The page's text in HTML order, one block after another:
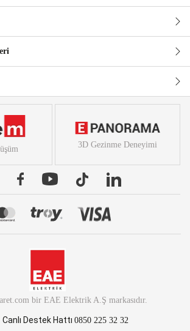
3D Gezinme Deneyimi
bir EAE Elektrik A.Ş markasıdır.
Canlı Destek Hattı 0850 225 32 32